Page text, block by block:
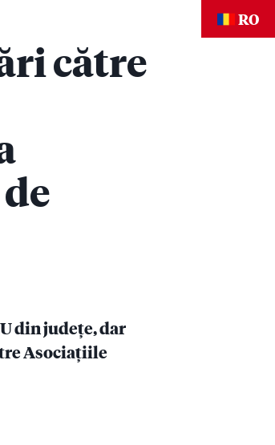
RO
către
din județe, dar
Asociațiile